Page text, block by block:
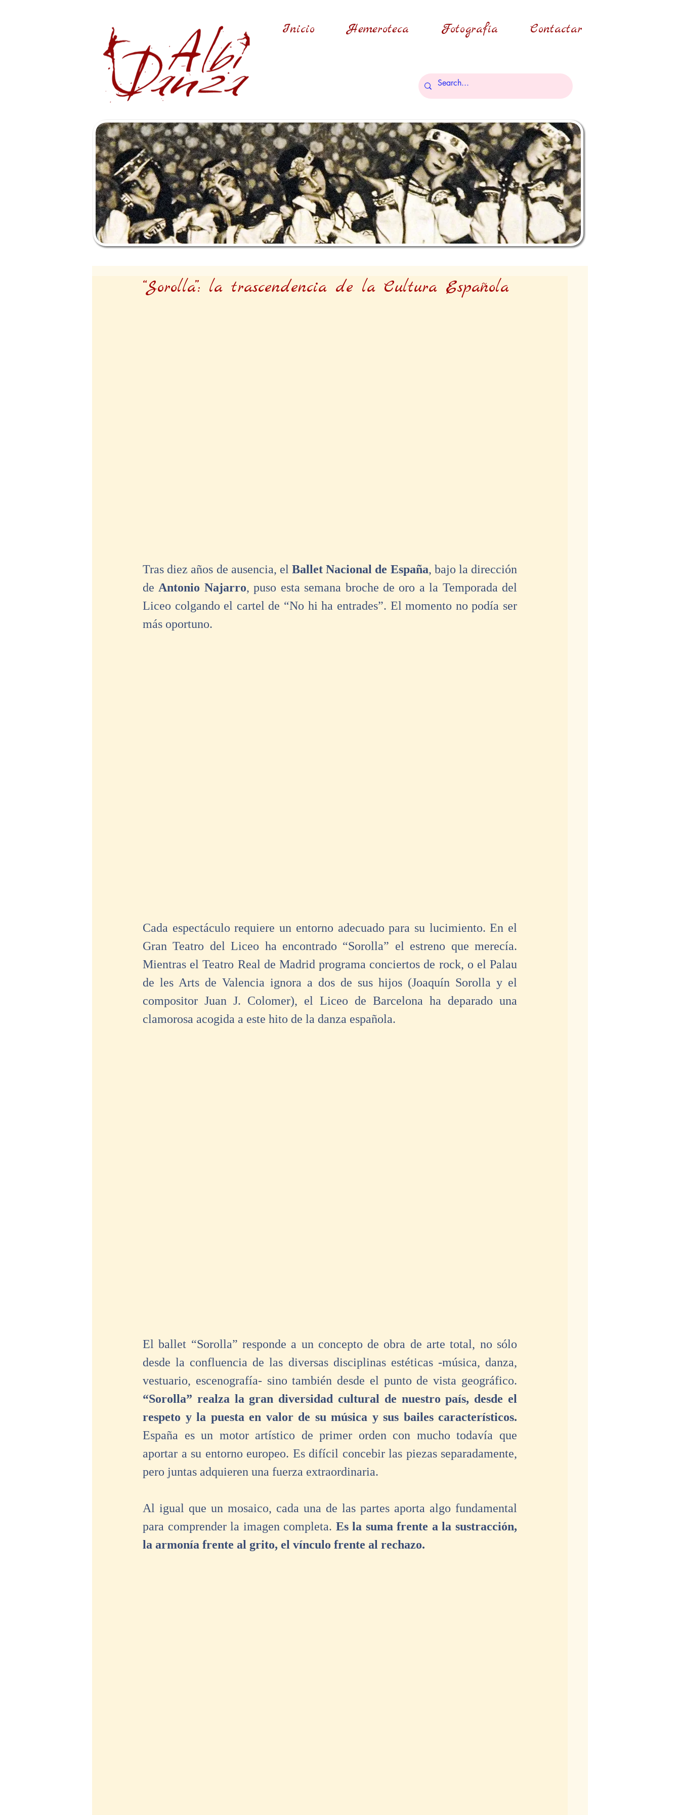
Inicio Hemeroteca Fotografía Contactar
“Sorolla”: la trascendencia de la Cultura Española
Tras diez años de ausencia, el Ballet Nacional de España, bajo la dirección
de Antonio Najarro, puso esta semana broche de oro a la Temporada del
Liceo colgando el cartel de “No hi ha entrades”. El momento no podía ser
más oportuno.
Cada espectáculo requiere un entorno adecuado para su lucimiento. En el
Gran Teatro del Liceo ha encontrado “Sorolla” el estreno que merecía.
Mientras el Teatro Real de Madrid programa conciertos de rock, o el Palau
de les Arts de Valencia ignora a dos de sus hijos (Joaquín Sorolla y el
compositor Juan J. Colomer), el Liceo de Barcelona ha deparado una
clamorosa acogida a este hito de la danza española.
El ballet “Sorolla” responde a un concepto de obra de arte total, no sólo
desde la confluencia de las diversas disciplinas estéticas -música, danza,
“Sorolla” realza la gran diversidad cultural de nuestro país, desde el
respeto y la puesta en valor de su música y sus bailes característicos.
España es un motor artístico de primer orden con mucho todavía que
aportar a su entorno europeo. Es difícil concebir las piezas separadamente,
pero juntas adquieren una fuerza extraordinaria.
Al igual que un mosaico, cada una de las partes aporta algo fundamental
para comprender la imagen completa. Es la suma frente a la sustracción,
la armonía frente al grito, el vínculo frente al rechazo.